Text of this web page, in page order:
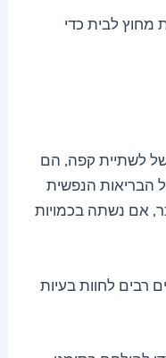
מחוץ לבית כדי
לשתיית קפה, הם
הבריאות הנפשית
אם נשתה בכמויות
רבים לחוות בעיות